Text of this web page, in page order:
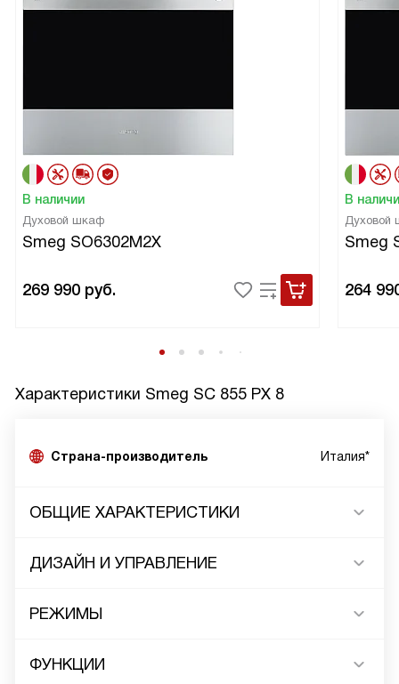
В наличии
Духовой шкаф
Smeg SO6302M2X
269 990 руб.
В
Духовой
Smeg
264
Характеристики Smeg SC 855 PX 8
Страна-производитель Италия*
ОБЩИЕ ХАРАКТЕРИСТИКИ
ДИЗАЙН И УПРАВЛЕНИЕ
РЕЖИМЫ
ФУНКЦИИ